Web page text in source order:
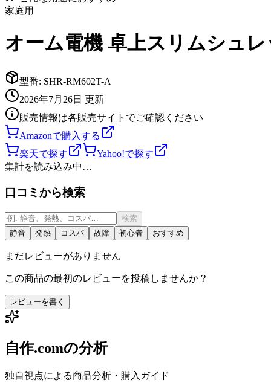
家庭用
オーム電機 卓上スリムシュ
型番: SHR-RM602T-A
2026年7月26日 更新
販売情報は各販売サイトでご確認ください
Amazonで購入する
楽天で探す
Yahoo!で探す
集計を読み込み中…
口コミから検索
検索
静音
発熱 コスパ 故障 初心者 おすすめ
まだレビューがありません
この商品の最初のレビューを投稿しませんか？
レビューを書く
自作.comの分析
独自視点による商品分析・購入ガイド